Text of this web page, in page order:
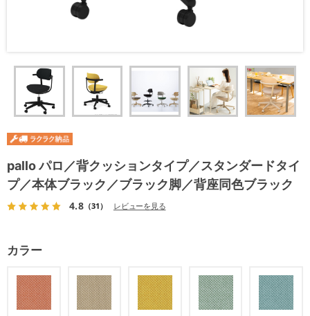
pallo パロ／背クッションタイプ／スタンダードタイ
プ／本体ブラック／ブラック脚／背座同色ブラック
4.8（31） レビューを見る
カラー